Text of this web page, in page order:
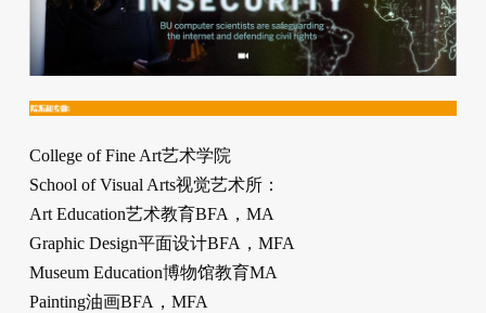
College of Fine Art艺术学院
School of Visual Arts视觉艺术所：
Art Education艺术教育BFA，MA
Graphic Design平面设计BFA，MFA
Museum Education博物馆教育MA
Painting油画BFA，MFA